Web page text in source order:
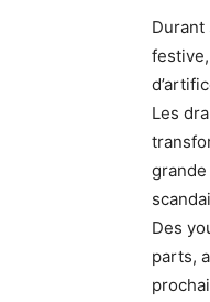
Durant
Les
Des
parts,